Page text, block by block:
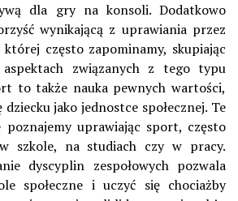
dla gry na konsoli. Dodatkowo
wynikającą z uprawiania przez
często zapominamy, skupiając
związanych z tego typu
to także nauka pewnych wartości,
jako jednostce społecznej. Te
poznajemy uprawiając sport, często
szkole, na studiach czy w pracy.
dyscyplin zespołowych pozwala
społeczne i uczyć się chociażby